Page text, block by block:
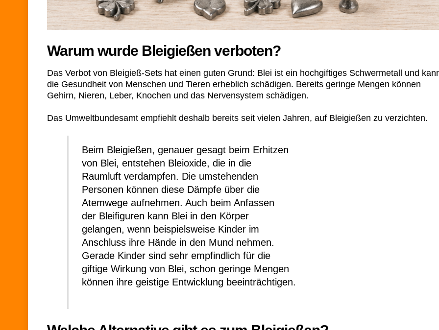
Warum wurde Bleigießen verboten?
Das Verbot von Bleigieß-Sets hat einen guten Grund: Blei ist ein hochgiftiges Schwermetall und
die Gesundheit von Menschen und Tieren erheblich schädigen. Bereits geringe Mengen können
Gehirn, Nieren, Leber, Knochen und das Nervensystem schädigen.
Das Umweltbundesamt empfiehlt deshalb bereits seit vielen Jahren, auf Bleigießen zu verzichten.
Beim Bleigießen, genauer gesagt beim Erhitzen
von Blei, entstehen Bleioxide, die in die
Raumluft verdampfen. Die umstehenden
Personen können diese Dämpfe über die
Atemwege aufnehmen. Auch beim Anfassen
der Bleifiguren kann Blei in den Körper
gelangen, wenn beispielsweise Kinder im
Anschluss ihre Hände in den Mund nehmen.
Gerade Kinder sind sehr empfindlich für die
giftige Wirkung von Blei, schon geringe Mengen
können ihre geistige Entwicklung beeinträchtigen.